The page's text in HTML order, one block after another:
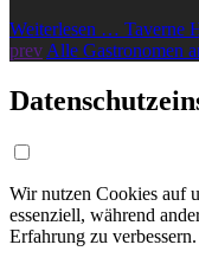
Weiterlesen … Taverne
prev Alle Gastronomen
Wir nutzen Cookies auf
essenziell, während
Erfahrung zu verbessern.